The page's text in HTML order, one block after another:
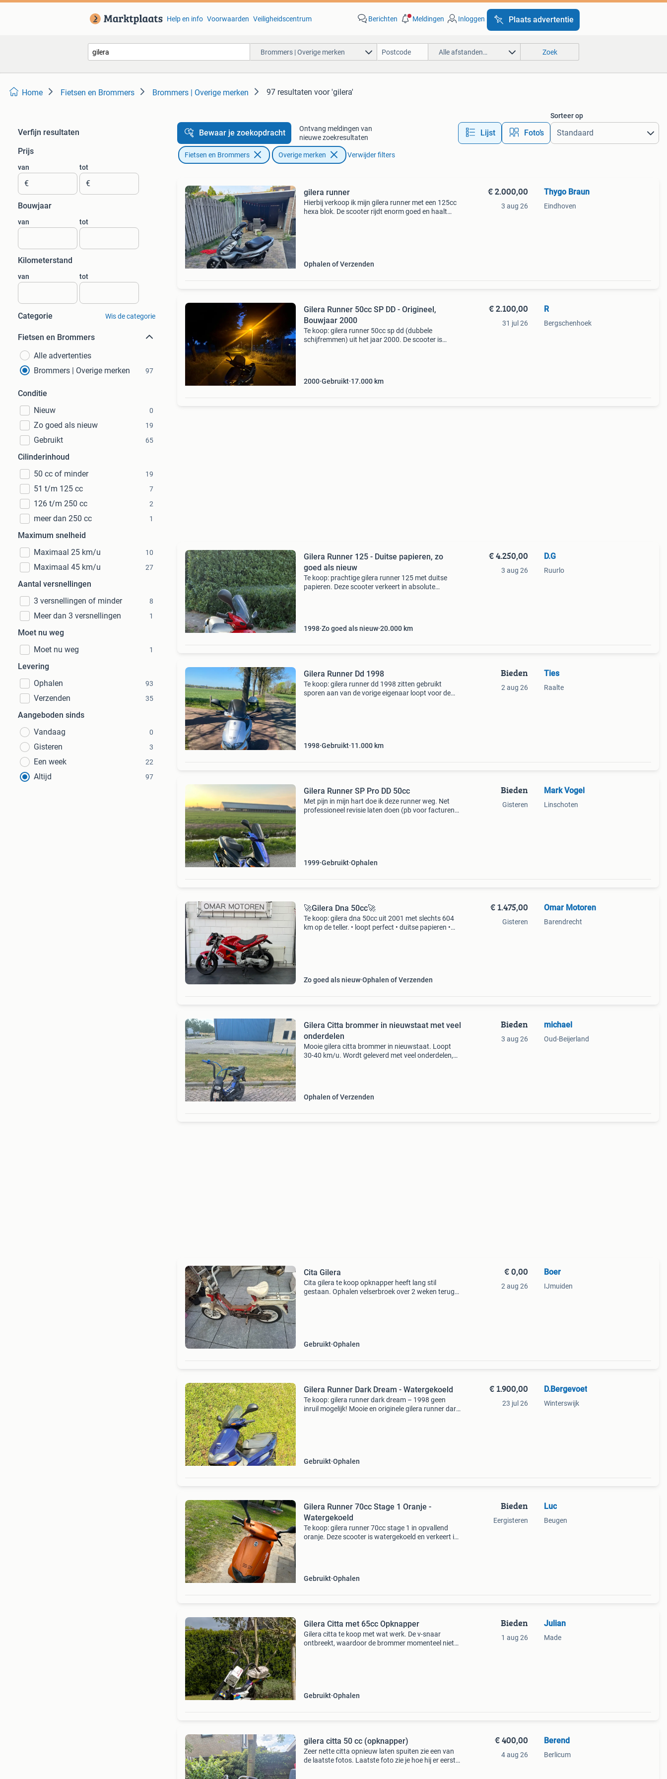
Help en info Voorwaarden Veiligheidscentrum Berichten Meldingen Inloggen Plaats advertentie
Brommers | Overige merken Alle afstanden… Zoek
Home Fietsen en Brommers Brommers | Overige merken 97 resultaten voor 'gilera'
Verfijn resultaten
Prijs
van
€
tot
€
Bouwjaar
van tot
Kilometerstand
van tot
Categorie Wis de categorie
Fietsen en Brommers
Alle advertenties
Brommers | Overige merken
97
Conditie
Nieuw
0
Zo goed als nieuw 19
Gebruikt 65
Cilinderinhoud
50 cc of minder
19
51 t/m 125 cc 7
126 t/m 250 cc 2
meer dan 250 cc 1
Maximum snelheid
Maximaal 25 km/u
10
Maximaal 45 km/u 27
Aantal versnellingen
3 versnellingen of minder
8
Meer dan 3 versnellingen 1
Moet nu weg
Moet nu weg
1
Levering
Ophalen
93
Verzenden 35
Aangeboden sinds
Vandaag
0
Gisteren 3
Een week 22
Altijd 97
Bewaar je zoekopdracht
Ontvang meldingen van
nieuwe zoekresultaten
Lijst Foto’s
Sorteer op
Fietsen en Brommers Overige merken Verwijder filters
gilera runner
Hierbij verkoop ik mijn gilera runner met een 125cc
hexa blok. De scooter rijdt enorm goed en haalt
Ophalen of Verzenden
€ 2.000,00
3 aug 26
Thygo Braun
Eindhoven
Gilera Runner 50cc SP DD - Origineel,
Bouwjaar 2000
Te koop: gilera runner 50cc sp dd (dubbele
schijfremmen) uit het jaar 2000. De scooter is
2000 Gebruikt 17.000 km
€ 2.100,00
31 jul 26
R
Bergschenhoek
Gilera Runner 125 - Duitse papieren, zo
goed als nieuw
Te koop: prachtige gilera runner 125 met duitse
papieren. Deze scooter verkeert in absolute
1998 Zo goed als nieuw 20.000 km
€ 4.250,00
3 aug 26
D.G
Ruurlo
Gilera Runner Dd 1998
Te koop: gilera runner dd 1998 zitten gebruikt
sporen aan van de vorige eigenaar loopt voor de
1998 Gebruikt 11.000 km
Bieden
2 aug 26
Ties
Raalte
Gilera Runner SP Pro DD 50cc
Met pijn in mijn hart doe ik deze runner weg. Net
professioneel revisie laten doen (pb voor facturen),
1999 Gebruikt Ophalen
Bieden
Gisteren
Mark Vogel
Linschoten
🚀Gilera Dna 50cc🚀
Te koop: gilera dna 50cc uit 2001 met slechts 604
km op de teller. • loopt perfect • duitse papieren •
Zo goed als nieuw Ophalen of Verzenden
€ 1.475,00
Gisteren
Omar Motoren
Barendrecht
Gilera Citta brommer in nieuwstaat met veel
onderdelen
Mooie gilera citta brommer in nieuwstaat. Loopt
30-40 km/u. Wordt geleverd met veel onderdelen,
Ophalen of Verzenden
Bieden
3 aug 26
michael
Oud-Beijerland
Cita Gilera
Cita gilera te koop opknapper heeft lang stil
gestaan. Ophalen velserbroek over 2 weken terug
Gebruikt Ophalen
€ 0,00
2 aug 26
Boer
IJmuiden
Gilera Runner Dark Dream - Watergekoeld
Te koop: gilera runner dark dream – 1998 geen
inruil mogelijk! Mooie en originele gilera runner dark
Gebruikt Ophalen
€ 1.900,00
23 jul 26
D.Bergevoet
Winterswijk
Gilera Runner 70cc Stage 1 Oranje -
Watergekoeld
Te koop: gilera runner 70cc stage 1 in opvallend
oranje. Deze scooter is watergekoeld en verkeert in
Gebruikt Ophalen
Bieden
Eergisteren
Luc
Beugen
Gilera Citta met 65cc Opknapper
Gilera citta te koop met wat werk. De v-snaar
ontbreekt, waardoor de brommer momenteel niet
Gebruikt Ophalen
Bieden
1 aug 26
Julian
Made
gilera citta 50 cc (opknapper)
Zeer nette citta opnieuw laten spuiten zie een van
de laatste fotos. Laatste foto zie je hoe hij er eerst
€ 400,00
4 aug 26
Berend
Berlicum